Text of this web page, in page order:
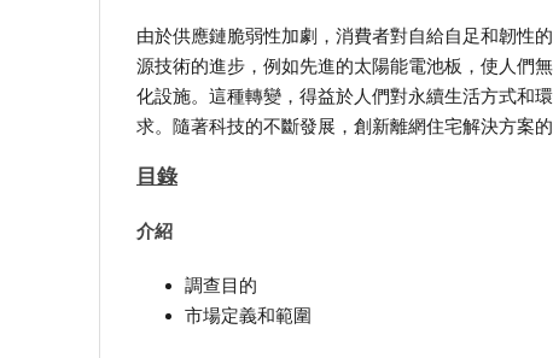
由於供應鏈脆弱性加劇，消費者對自給自足和韌性
源技術的進步，例如先進的太陽能電池板，使人們
化設施。這種轉變，得益於人們對永續生活方式和
求。隨著科技的不斷發展，創新離網住宅解決方案
目錄
介紹
調查目的
市場定義和範圍